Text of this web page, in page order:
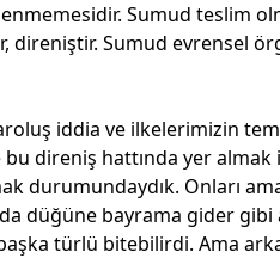
Sumud teslim
direniştir. Sumud evrensel
iddia ve ilkelerimizin
direniş hattında yer
durumundaydık. Onları
düğüne bayrama gider
türlü bitebilirdi. Ama